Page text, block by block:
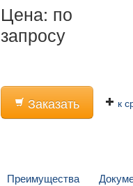
Цена: по
запросу
Заказать к
Преимущества